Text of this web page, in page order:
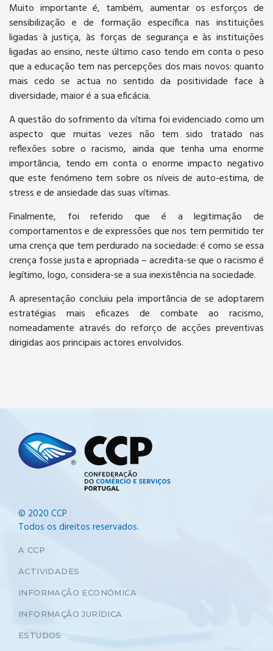
Muito importante é, também, aumentar os esforços de
sensibilização e de formação específica nas instituições
ligadas à justiça, às forças de segurança e às instituições
ligadas ao ensino, neste último caso tendo em conta o peso
que a educação tem nas percepções dos mais novos: quanto
mais cedo se actua no sentido da positividade face à
diversidade, maior é a sua eficácia.
A questão do sofrimento da vítima foi evidenciado como um
aspecto que muitas vezes não tem sido tratado nas
reflexões sobre o racismo, ainda que tenha uma enorme
importância, tendo em conta o enorme impacto negativo
que este fenómeno tem sobre os níveis de auto-estima, de
stress e de ansiedade das suas vítimas.
Finalmente, foi referido que é a legitimação de
comportamentos e de expressões que nos tem permitido ter
uma crença que tem perdurado na sociedade: é como se essa
crença fosse justa e apropriada – acredita-se que o racismo é
legítimo, logo, considera-se a sua inexistência na sociedade.
A apresentação concluiu pela importância de se adoptarem
estratégias mais eficazes de combate ao racismo,
nomeadamente através do reforço de acções preventivas
dirigidas aos principais actores envolvidos.
© 2020 CCP
Todos os direitos reservados.
A CCP
ACTIVIDADES
INFORMAÇÃO ECONÓMICA
INFORMAÇÃO JURÍDICA
ESTUDOS